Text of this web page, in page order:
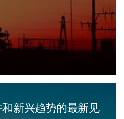
新兴趋势的最新见